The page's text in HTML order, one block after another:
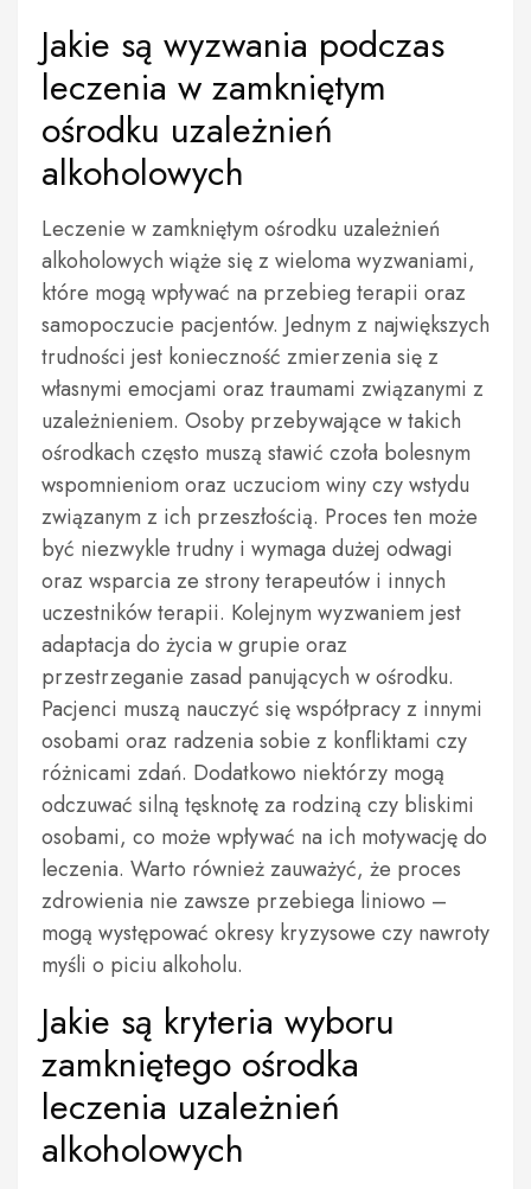
Jakie są wyzwania podczas
leczenia w zamkniętym
ośrodku uzależnień
alkoholowych
Leczenie w zamkniętym ośrodku uzależnień
alkoholowych wiąże się z wieloma wyzwaniami,
które mogą wpływać na przebieg terapii oraz
samopoczucie pacjentów. Jednym z największych
trudności jest konieczność zmierzenia się z
własnymi emocjami oraz traumami związanymi z
uzależnieniem. Osoby przebywające w takich
ośrodkach często muszą stawić czoła bolesnym
wspomnieniom oraz uczuciom winy czy wstydu
związanym z ich przeszłością. Proces ten może
być niezwykle trudny i wymaga dużej odwagi
oraz wsparcia ze strony terapeutów i innych
uczestników terapii. Kolejnym wyzwaniem jest
adaptacja do życia w grupie oraz
przestrzeganie zasad panujących w ośrodku.
Pacjenci muszą nauczyć się współpracy z innymi
osobami oraz radzenia sobie z konfliktami czy
różnicami zdań. Dodatkowo niektórzy mogą
odczuwać silną tęsknotę za rodziną czy bliskimi
osobami, co może wpływać na ich motywację do
leczenia. Warto również zauważyć, że proces
zdrowienia nie zawsze przebiega liniowo –
mogą występować okresy kryzysowe czy nawroty
myśli o piciu alkoholu.
Jakie są kryteria wyboru
zamkniętego ośrodka
leczenia uzależnień
alkoholowych